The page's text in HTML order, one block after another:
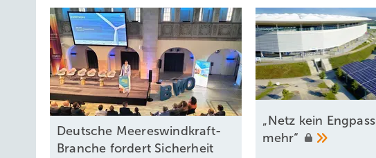
Deutsche Meereswindkraft-
Branche fordert Sicherheit
„Netz kein Engpass
mehr“